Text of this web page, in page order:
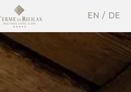
EN DE